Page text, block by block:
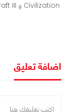
اضافة تعليق